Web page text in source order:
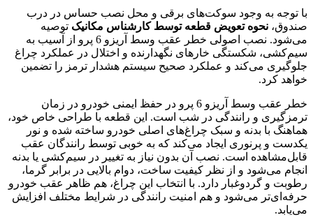
با توجه به وجود سوکت‌های برقی و محل نصب حساس در درب
صندوق، نحوه تعویض قطعه توسط کارشناس مکانیک توصیه
می‌شود. نصب اصولی خطر عقب وسط آریزو 6 پرو از آسیب به
سیم‌کشی، شکستگی خارهای نگهدارنده و اختلال در عملکرد چراغ
جلوگیری می‌کند و عملکرد صحیح سیستم هشدار ترمز را تضمین
خواهد کرد.
خطر عقب وسط آریزو 6 پرو در حفظ ایمنی خودرو در زمان
ترمزگیری و رانندگی در شب است. این قطعه با طراحی خاص خود،
هماهنگ با بدنه و سبک چراغ‌های اصلی خودرو ساخته شده و نور
یکدست و پرنوری ایجاد می‌کند که به خوبی توسط رانندگان عقب
قابل‌مشاهده است. نصب آن بدون نیاز به تغییر در سیم‌کشی یا بدنه
انجام می‌شود و از نظر کیفیت ساخت، دوام بالایی در برابر گرما،
رطوبت و گردوغبار دارد. با انتخاب این چراغ، هم ظاهر عقب خودرو
حرفه‌ای‌تر می‌شود و هم امنیت رانندگی در شرایط مختلف افزایش
می‌یابد.